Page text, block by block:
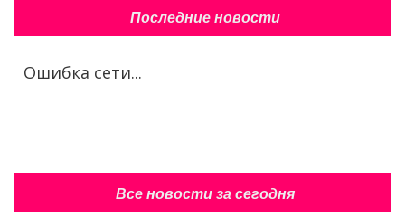
Последние новости
Ошибка сети...
Все новости за сегодня